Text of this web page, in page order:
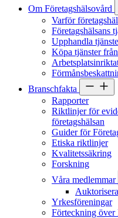
Om Företagshälsovård
Varför
Företagshälsans
Upphandla
Köpa tjänster
Branschfakta
Rapporter
Riktlinjer för
företagshälsan
Guider för
Etiska riktlinjer
Kvalitetssäkring
Forskning
Våra medlemmar
Yrkesföreningar
Förteckning